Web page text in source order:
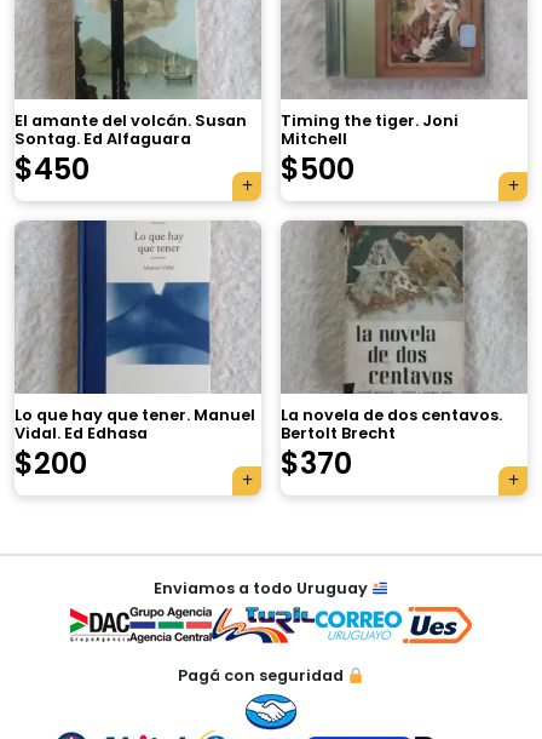
El amante del volcán. Susan
Sontag. Ed Alfaguara
$450
Timing the tiger. Joni
Mitchell
$500
Lo que hay que tener. Manuel
Vidal. Ed Edhasa
$200
La novela de dos centavos.
Bertolt Brecht
$370
Navegación
entradas
Enviamos a todo Uruguay
Pagá con seguridad
×
Tu carrito está vacío.
Agregá un producto y aparecerá acá
automáticamente.